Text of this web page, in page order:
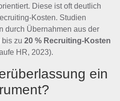
Diese ist oft deutlich
Kosten. Studien
durch Übernahmen aus der
zu 20 % Recruiting-Kosten
HR, 2023).
ein